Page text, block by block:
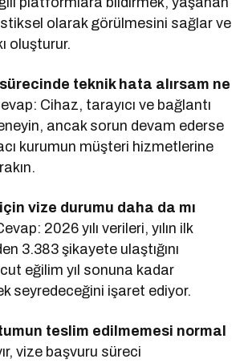
olarak görülmesini sağlar ve
oluşturur.
teknik hata alırsam ne
Cihaz, tarayıcı ve bağlantı
ancak sorun devam ederse
kurumun müşteri hizmetlerine
için vize durumu daha da mı
2026 yılı verileri, yılın ilk
3.383 şikayete ulaştığını
eğilim yıl sonuna kadar
seyredeceğini işaret ediyor.
teslim edilmemesi normal
vize başvuru süreci